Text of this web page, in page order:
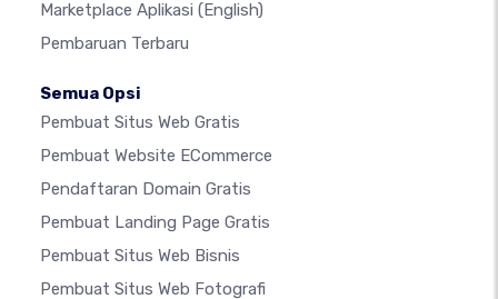
Marketplace Aplikasi (English)
Pembaruan Terbaru
Semua Opsi
Pembuat Situs Web Gratis
Pembuat Website ECommerce
Pendaftaran Domain Gratis
Pembuat Landing Page Gratis
Pembuat Situs Web Bisnis
Pembuat Situs Web Fotografi